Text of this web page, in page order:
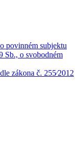
povinném subjektu
Sb., o svobodném
zákona č. 255⁄2012